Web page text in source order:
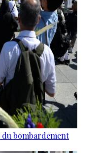
du bombardement